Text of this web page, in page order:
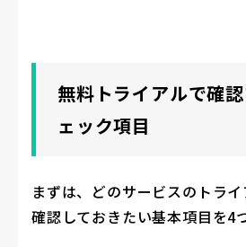
無料トライアルで確
ェック項目
まずは、どのサービスのトラ
確認しておきたい基本項目を4